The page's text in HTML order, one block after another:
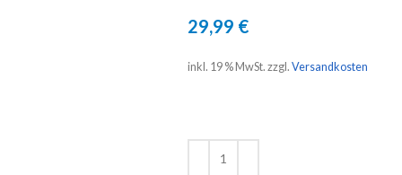
29,99 €
inkl. 19 % MwSt. zzgl. Versandkosten